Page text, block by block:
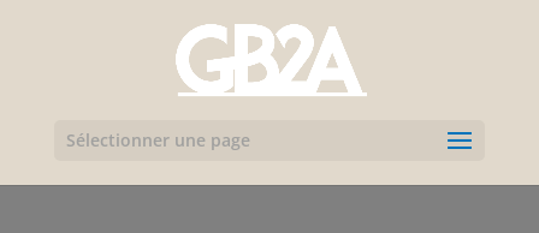
Sélectionner une page